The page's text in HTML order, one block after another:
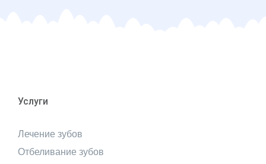
Услуги
Лечение зубов
Отбеливание зубов